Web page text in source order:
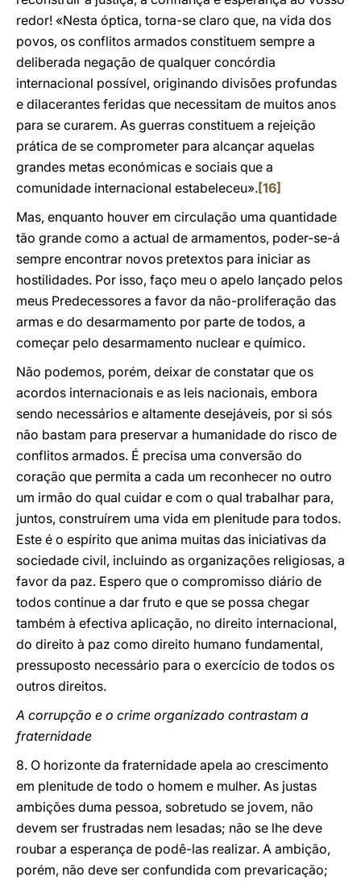
redor! «Nesta óptica, torna-se claro que, na vida dos
povos, os conflitos armados constituem sempre a
deliberada negação de qualquer concórdia
internacional possível, originando divisões profundas
e dilacerantes feridas que necessitam de muitos anos
para se curarem. As guerras constituem a rejeição
prática de se comprometer para alcançar aquelas
grandes metas económicas e sociais que a
comunidade internacional estabeleceu».[16]
Mas, enquanto houver em circulação uma quantidade
tão grande como a actual de armamentos, poder-se-á
sempre encontrar novos pretextos para iniciar as
hostilidades. Por isso, faço meu o apelo lançado pelos
meus Predecessores a favor da não-proliferação das
armas e do desarmamento por parte de todos, a
começar pelo desarmamento nuclear e químico.
Não podemos, porém, deixar de constatar que os
acordos internacionais e as leis nacionais, embora
sendo necessários e altamente desejáveis, por si sós
não bastam para preservar a humanidade do risco de
conflitos armados. É precisa uma conversão do
coração que permita a cada um reconhecer no outro
um irmão do qual cuidar e com o qual trabalhar para,
juntos, construírem uma vida em plenitude para todos.
Este é o espírito que anima muitas das iniciativas da
sociedade civil, incluindo as organizações religiosas, a
favor da paz. Espero que o compromisso diário de
todos continue a dar fruto e que se possa chegar
também à efectiva aplicação, no direito internacional,
do direito à paz como direito humano fundamental,
pressuposto necessário para o exercício de todos os
outros direitos.
A corrupção e o crime organizado contrastam a
fraternidade
8. O horizonte da fraternidade apela ao crescimento
em plenitude de todo o homem e mulher. As justas
ambições duma pessoa, sobretudo se jovem, não
devem ser frustradas nem lesadas; não se lhe deve
roubar a esperança de podê-las realizar. A ambição,
porém, não deve ser confundida com prevaricação;